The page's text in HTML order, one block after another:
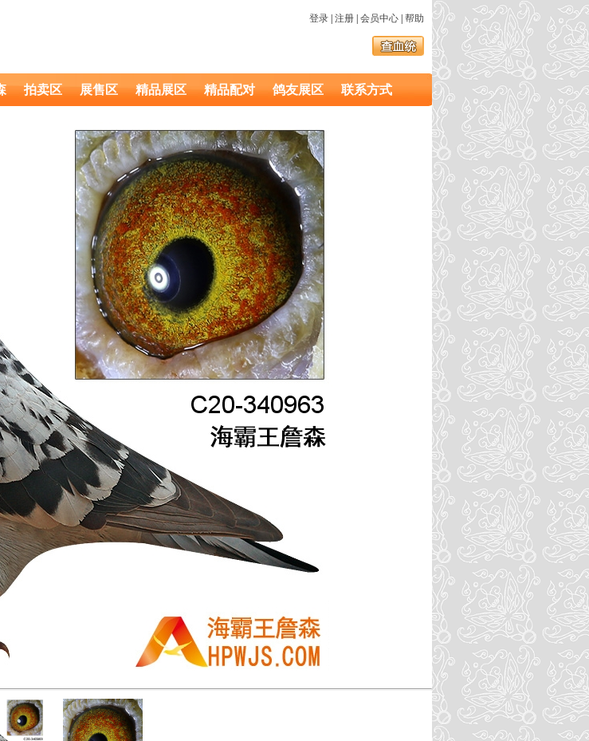
登录 注册 会员中心 帮助
拍卖区 展售区 精品展区 精品配对 鸽友展区 联系方式